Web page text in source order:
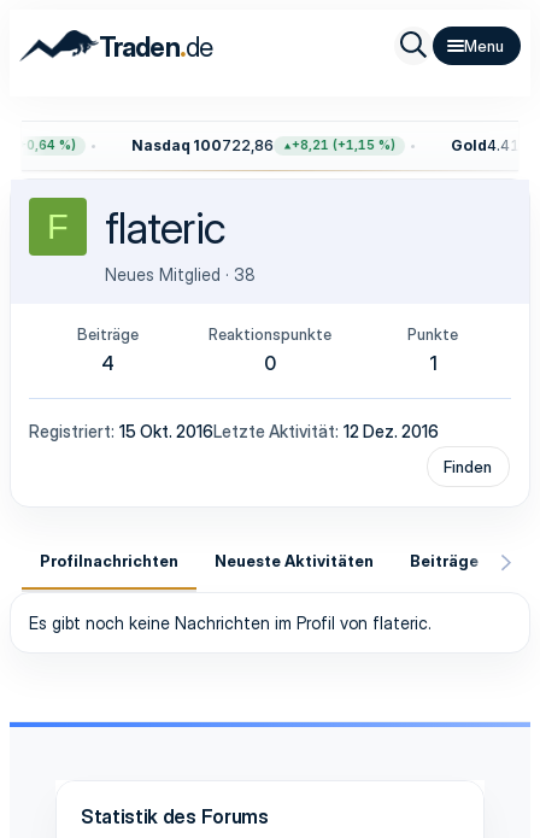
Traden.de
(+0,64 %) Nasdaq 100722,86 +8,21 (+1,15 %) Gold
F flateric
Neues Mitglied · 38
Beiträge
4
Reaktionspunkte
0
Punkte
1
Registriert 15 Okt. 2016Letzte Aktivität 12 Dez. 2016
Finden
Profilnachrichten Neueste Aktivitäten Beiträge
Es gibt noch keine Nachrichten im Profil von flateric.
Statistik des Forums